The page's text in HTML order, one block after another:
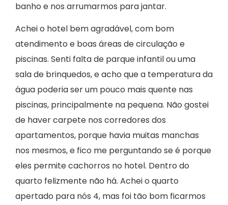
banho e nos arrumarmos para jantar.
Achei o hotel bem agradável, com bom
atendimento e boas áreas de circulação e
piscinas. Senti falta de parque infantil ou uma
sala de brinquedos, e acho que a temperatura da
água poderia ser um pouco mais quente nas
piscinas, principalmente na pequena. Não gostei
de haver carpete nos corredores dos
apartamentos, porque havia muitas manchas
nos mesmos, e fico me perguntando se é porque
eles permite cachorros no hotel. Dentro do
quarto felizmente não há. Achei o quarto
apertado para nós 4, mas foi tão bom ficarmos